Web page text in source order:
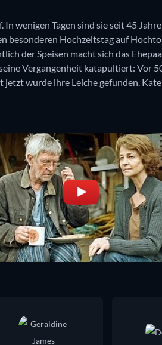
wenigen Tagen sind sie seit 45
besonderen Hochzeitstag auf
der Speisen macht sich das
Vergangenheit katapultiert: Vor
jetzt wurde ihre Leiche gefunden.